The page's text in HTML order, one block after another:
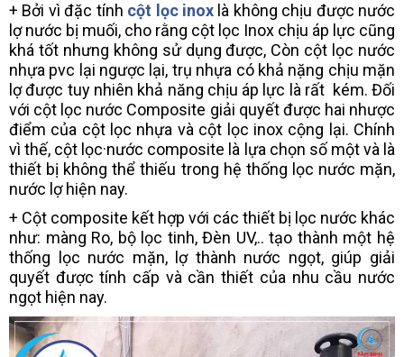
+ Bởi vì đặc tính cột lọc inoxlà không chịu được nước
lợ nước bị muối, cho rằng cột lọc Inox chịu áp lực cũng
khá tốt nhưng không sử dụng được, Còn cột lọc nước
nhựa pvc lại ngược lại, trụ nhựa có khả nặng chịu mặn
lợ được tuy nhiên khả năng chịu áp lực là rất kém. Đối
với cột lọc nước Composite giải quyết được hai nhược
điểm của cột lọc nhựa và cột lọc inox cộng lại. Chính
vì thế, cột lọc·nước composite là lựa chọn số một và là
thiết bị không thể thiếu trong hệ thống lọc nước mặn,
nước lợ hiện nay.
+ Cột composite kết hợp với các thiết bị lọc nước khác
như: màng Ro, bộ lọc tinh, Đèn UV,.. tạo thành một hệ
thống lọc nước mặn, lợ thành nước ngọt, giúp giải
quyết được tính cấp và cần thiết của nhu cầu nước
ngọt hiện nay.